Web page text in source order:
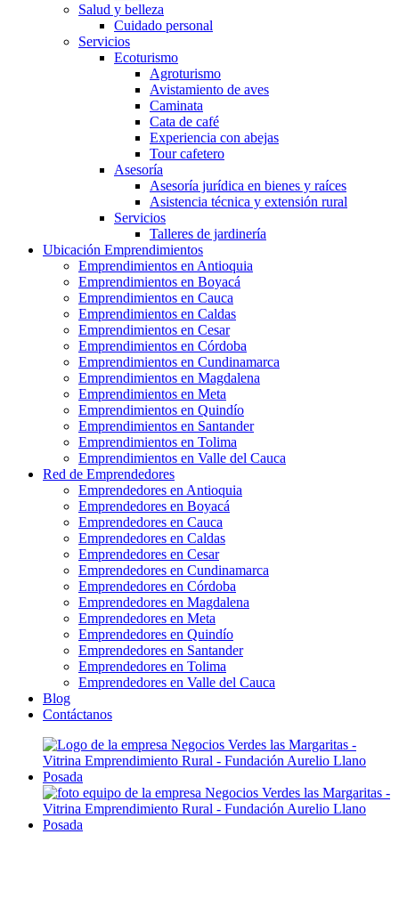
Salud y belleza
Cuidado personal
Servicios
Ecoturismo
Agroturismo
Avistamiento de aves
Caminata
Cata de café
Experiencia con abejas
Tour cafetero
Asesoría
Asesoría jurídica en bienes y raíces
Asistencia técnica y extensión rural
Servicios
Talleres de jardinería
Ubicación Emprendimientos
Emprendimientos en Antioquia
Emprendimientos en Boyacá
Emprendimientos en Cauca
Emprendimientos en Caldas
Emprendimientos en Cesar
Emprendimientos en Córdoba
Emprendimientos en Cundinamarca
Emprendimientos en Magdalena
Emprendimientos en Meta
Emprendimientos en Quindío
Emprendimientos en Santander
Emprendimientos en Tolima
Emprendimientos en Valle del Cauca
Red de Emprendedores
Emprendedores en Antioquia
Emprendedores en Boyacá
Emprendedores en Cauca
Emprendedores en Caldas
Emprendedores en Cesar
Emprendedores en Cundinamarca
Emprendedores en Córdoba
Emprendedores en Magdalena
Emprendedores en Meta
Emprendedores en Quindío
Emprendedores en Santander
Emprendedores en Tolima
Emprendedores en Valle del Cauca
Blog
Contáctanos